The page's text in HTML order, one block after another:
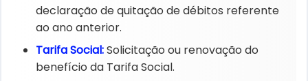
declaração de quitação de débitos referente
ao ano anterior.
Tarifa Social:​Solicitação ou renovação do
benefício da Tarifa Social.